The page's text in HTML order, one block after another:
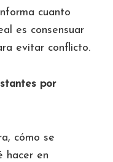
cuanto
es consensuar
evitar conflicto.
por
cómo se
hacer en